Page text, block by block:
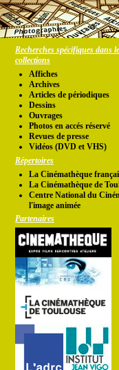
Recherches spécifiques dans
collections
Affiches
Archives
Articles de périodiques
Dessins
Ouvrages
Photos en accés réservé
Revues de presse
Vidéos (DVD et VHS)
Répertoires
La Cinémathèque
La Cinémathèque de
Centre National du
l'image animée
Partenaires